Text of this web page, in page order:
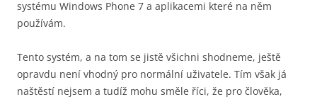
systému Windows Phone 7 a aplikacemi které na něm
používám.
Tento systém, a na tom se jistě všichni shodneme, ještě
opravdu není vhodný pro normální uživatele. Tím však já
naštěstí nejsem a tudíž mohu směle říci, že pro člověka,